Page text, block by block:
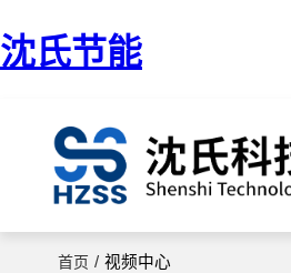
沈氏节能
首页 / 视频中心